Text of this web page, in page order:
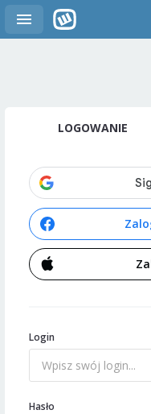
LOGOWANIE
Login
Hasło